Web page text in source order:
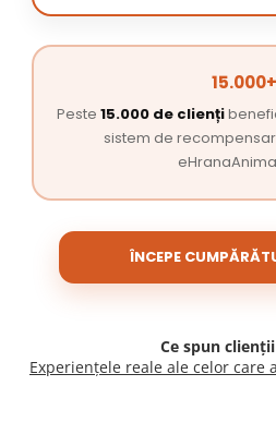
15.000+
Peste 15.000 de clienți
sistem de
ÎNCEPE
Ce spun
Experiențele reale ale celor care